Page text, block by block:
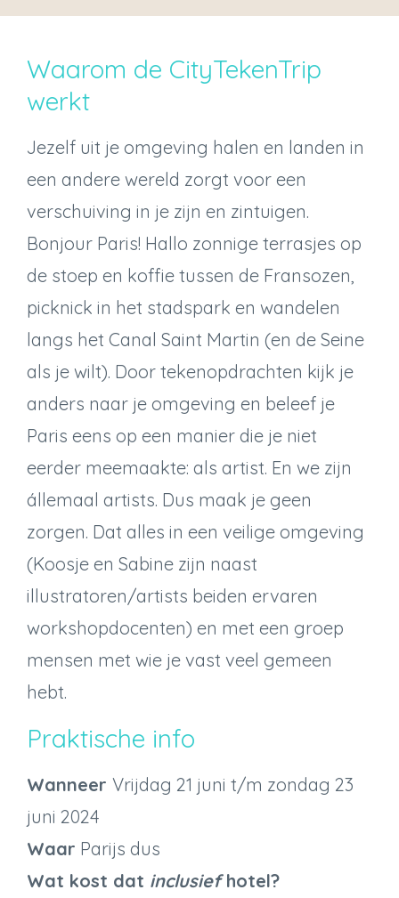
Waarom de CityTekenTrip
werkt
Jezelf uit je omgeving halen en landen in
een andere wereld zorgt voor een
verschuiving in je zijn en zintuigen.
Bonjour Paris! Hallo zonnige terrasjes op
de stoep en koffie tussen de Fransozen,
picknick in het stadspark en wandelen
langs het Canal Saint Martin (en de Seine
als je wilt). Door tekenopdrachten kijk je
anders naar je omgeving en beleef je
Paris eens op een manier die je niet
eerder meemaakte: als artist. En we zijn
állemaal artists. Dus maak je geen
zorgen. Dat alles in een veilige omgeving
(Koosje en Sabine zijn naast
illustratoren/artists beiden ervaren
workshopdocenten) en met een groep
mensen met wie je vast veel gemeen
hebt.
Praktische info
Wanneer Vrijdag 21 juni t/m zondag 23
juni 2024
Waar Parijs dus
Wat kost dat inclusiefhotel?